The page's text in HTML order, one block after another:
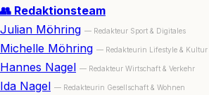
👥 Redaktionsteam
Julian Möhring — Redakteur Sport & Digitales
Michelle Möhring — Redakteurin Lifestyle & Kultur
Hannes Nagel — Redakteur Wirtschaft & Verkehr
Ida Nagel — Redakteurin Gesellschaft & Wohnen